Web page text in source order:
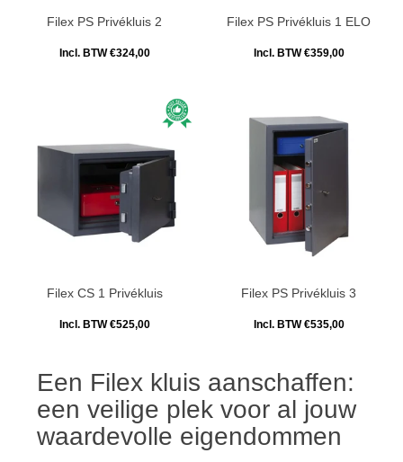
Filex PS Privékluis 2
Incl. BTW €324,00
Filex PS Privékluis 1 ELO
Incl. BTW €359,00
Filex CS 1 Privékluis
Incl. BTW €525,00
Filex PS Privékluis 3
Incl. BTW €535,00
Een Filex kluis aanschaffen:
een veilige plek voor al jouw
waardevolle eigendommen